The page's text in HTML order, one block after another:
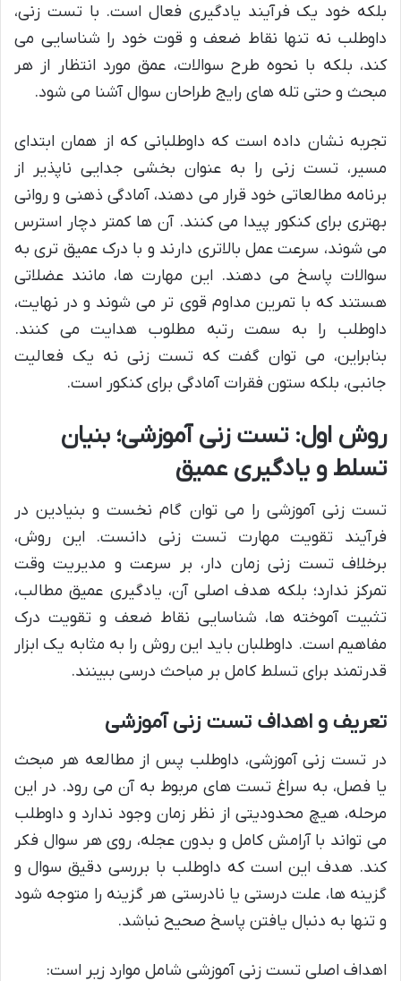
بلکه خود یک فرآیند یادگیری فعال است. با تست زنی،
داوطلب نه تنها نقاط ضعف و قوت خود را شناسایی می
کند، بلکه با نحوه طرح سوالات، عمق مورد انتظار از هر
مبحث و حتی تله های رایج طراحان سوال آشنا می شود.
تجربه نشان داده است که داوطلبانی که از همان ابتدای
مسیر، تست زنی را به عنوان بخشی جدایی ناپذیر از
برنامه مطالعاتی خود قرار می دهند، آمادگی ذهنی و روانی
بهتری برای کنکور پیدا می کنند. آن ها کمتر دچار استرس
می شوند، سرعت عمل بالاتری دارند و با درک عمیق تری به
سوالات پاسخ می دهند. این مهارت ها، مانند عضلاتی
هستند که با تمرین مداوم قوی تر می شوند و در نهایت،
داوطلب را به سمت رتبه مطلوب هدایت می کنند.
بنابراین، می توان گفت که تست زنی نه یک فعالیت
جانبی، بلکه ستون فقرات آمادگی برای کنکور است.
روش اول: تست زنی آموزشی؛ بنیان
تسلط و یادگیری عمیق
تست زنی آموزشی را می توان گام نخست و بنیادین در
فرآیند تقویت مهارت تست زنی دانست. این روش،
برخلاف تست زنی زمان دار، بر سرعت و مدیریت وقت
تمرکز ندارد؛ بلکه هدف اصلی آن، یادگیری عمیق مطالب،
تثبیت آموخته ها، شناسایی نقاط ضعف و تقویت درک
مفاهیم است. داوطلبان باید این روش را به مثابه یک ابزار
قدرتمند برای تسلط کامل بر مباحث درسی ببینند.
تعریف و اهداف تست زنی آموزشی
در تست زنی آموزشی، داوطلب پس از مطالعه هر مبحث
یا فصل، به سراغ تست های مربوط به آن می رود. در این
مرحله، هیچ محدودیتی از نظر زمان وجود ندارد و داوطلب
می تواند با آرامش کامل و بدون عجله، روی هر سوال فکر
کند. هدف این است که داوطلب با بررسی دقیق سوال و
گزینه ها، علت درستی یا نادرستی هر گزینه را متوجه شود
و تنها به دنبال یافتن پاسخ صحیح نباشد.
اهداف اصلی تست زنی آموزشی شامل موارد زیر است: